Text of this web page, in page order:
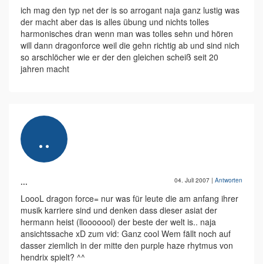
ich mag den typ net der is so arrogant naja ganz lustig was
der macht aber das is alles übung und nichts tolles
harmonisches dran wenn man was tolles sehn und hören
will dann dragonforce weil die gehn richtig ab und sind nich
so arschlöcher wie er der den gleichen scheiß seit 20
jahren macht
... 04. Juli 2007 | Antworten
LoooL dragon force= nur was für leute die am anfang ihrer
musik karriere sind und denken dass dieser asiat der
hermann heist (llooooool) der beste der welt is.. naja
ansichtssache xD zum vid: Ganz cool Wem fällt noch auf
dasser ziemlich in der mitte den purple haze rhytmus von
hendrix spielt? ^^